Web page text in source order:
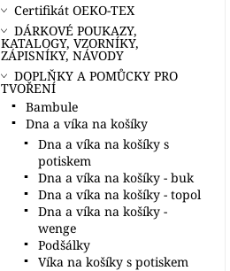
Certifikát OEKO-TEX
DÁRKOVÉ POUKAZY,
KATALOGY, VZORNÍKY,
ZÁPISNÍKY, NÁVODY
DOPLŇKY A POMŮCKY PRO
TVOŘENÍ
Bambule
Dna a víka na košíky
Dna a víka na košíky s
potiskem
Dna a víka na košíky - buk
Dna a víka na košíky - topol
Dna a víka na košíky -
wenge
Podšálky
Víka na košíky s potiskem